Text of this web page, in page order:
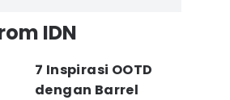
IDN
7 Inspirasi OOTD
dengan Barrel